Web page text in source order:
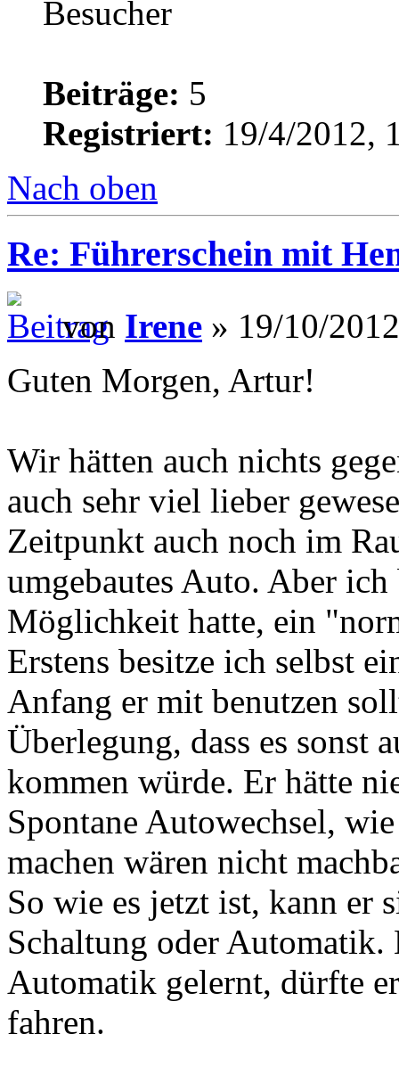
Beiträge: 5
Registriert: 19/4/2012,
Nach oben
Re: Führerschein mit
von Irene » 19/10/
Guten Morgen, Artur!
Wir hätten auch nichts
auch sehr viel lieber
Zeitpunkt auch noch im
umgebautes Auto. Aber
Möglichkeit hatte, ein
Erstens besitze ich selbst
Anfang er mit benutzen
Überlegung, dass es sonst
kommen würde. Er hätte
Spontane Autowechsel,
machen wären nicht
So wie es jetzt ist, kann er
Schaltung oder Automatik.
Automatik gelernt, dürfte
fahren.